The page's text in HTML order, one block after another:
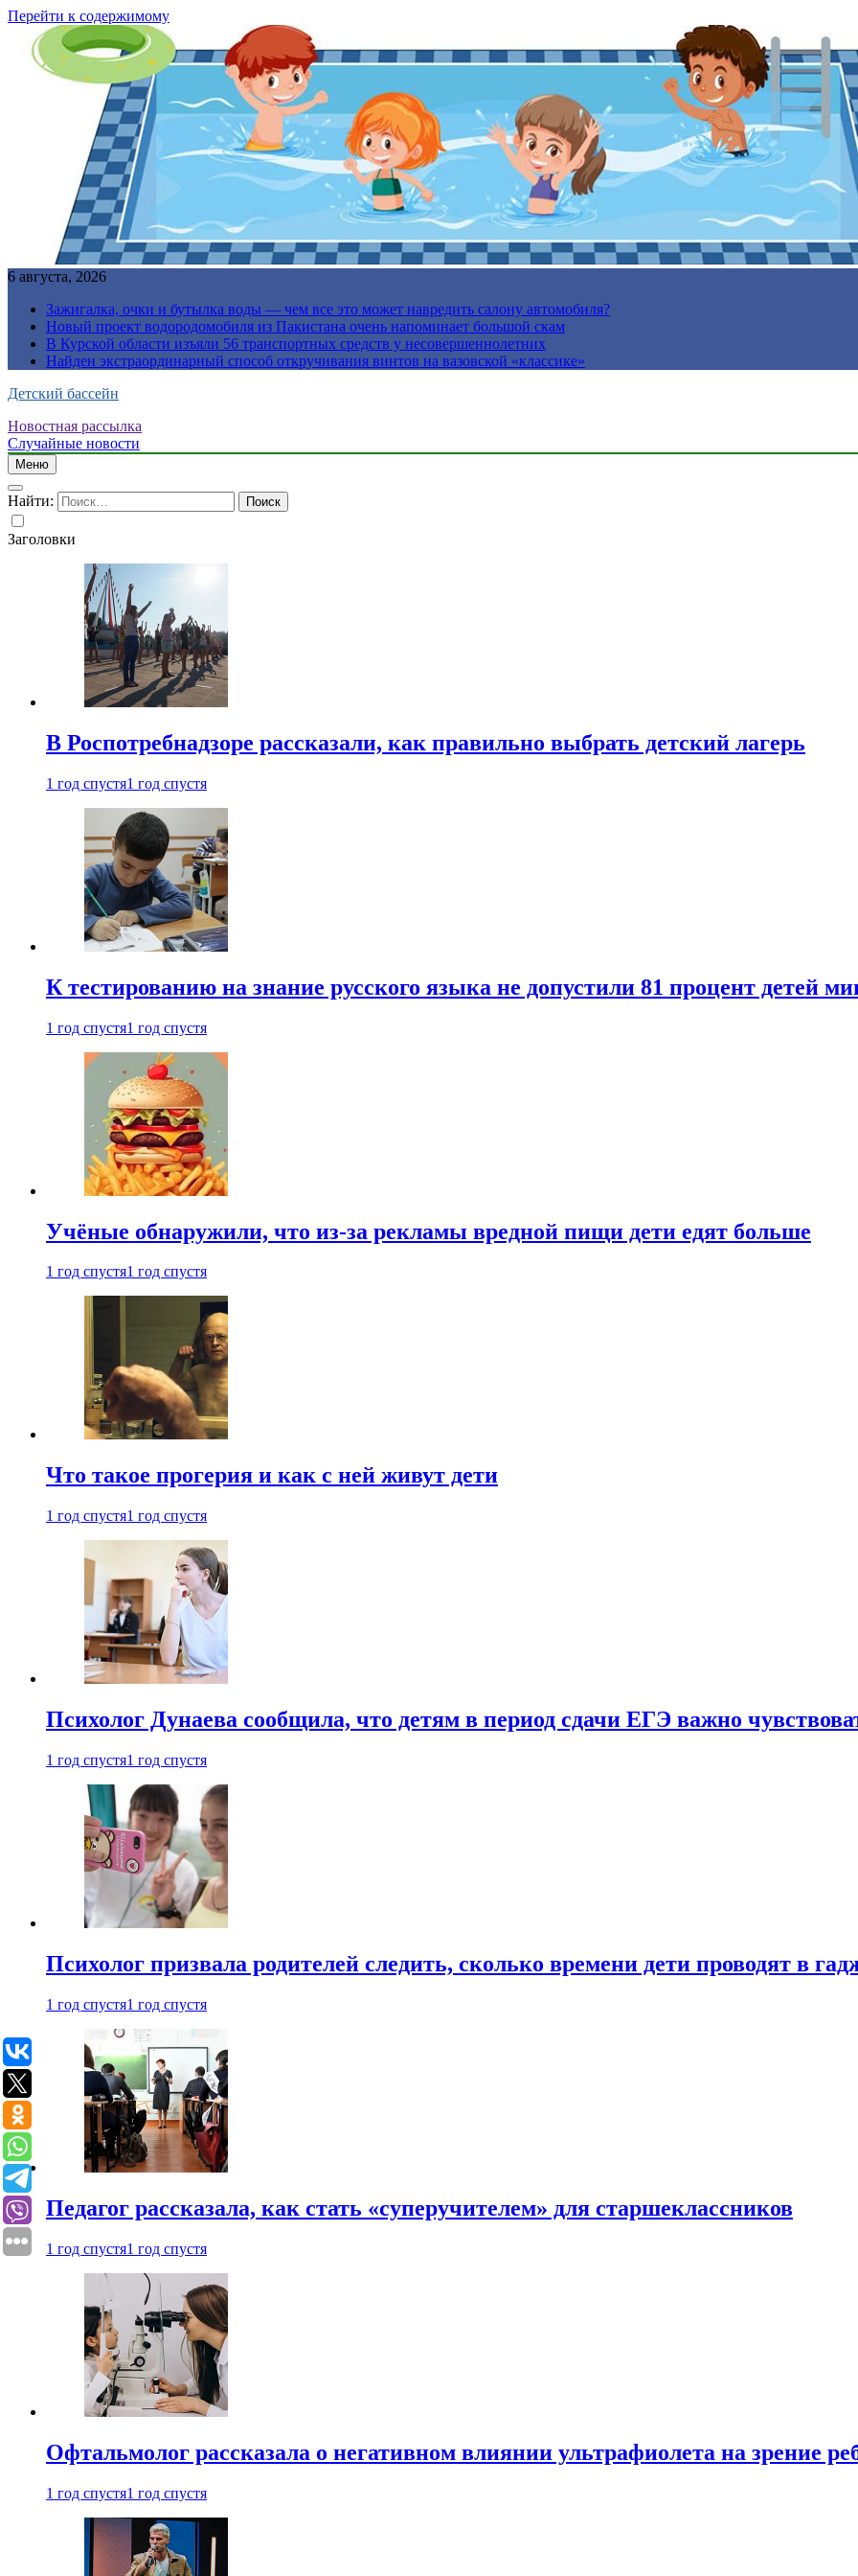
Перейти к содержимому
6 августа, 2026
Зажигалка, очки и бутылка воды — чем все это может навредить салону автомобиля?
Новый проект водородомобиля из Пакистана очень напоминает большой скам
В Курской области изъяли 56 транспортных средств у несовершеннолетних
Найден экстраординарный способ откручивания винтов на вазовской «классике»
Детский бассейн
Новостная рассылка
Случайные новости
Меню
Найти:
Заголовки
В Роспотребнадзоре рассказали, как правильно выбрать детский лагерь
1 год спустя1 год спустя
К тестированию на знание русского языка не допустили 81 процент детей
1 год спустя1 год спустя
Учёные обнаружили, что из-за рекламы вредной пищи дети едят больше
1 год спустя1 год спустя
Что такое прогерия и как с ней живут дети
1 год спустя1 год спустя
Психолог Дунаева сообщила, что детям в период сдачи ЕГЭ важно
1 год спустя1 год спустя
Психолог призвала родителей следить, сколько времени дети проводят в
1 год спустя1 год спустя
Педагог рассказала, как стать «суперучителем» для старшеклассников
1 год спустя1 год спустя
Офтальмолог рассказала о негативном влиянии ультрафиолета на зрение
1 год спустя1 год спустя